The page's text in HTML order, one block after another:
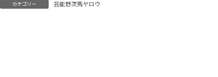
カテゴリー 芸能野次馬ヤロウ